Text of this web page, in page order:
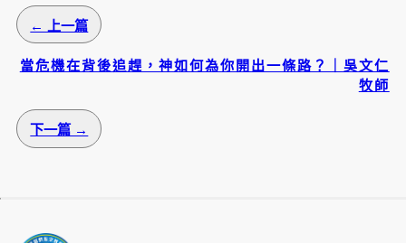
← 上一篇
當危機在背後追趕，神如何為你開出一條路？｜吳文仁
牧師
下一篇 →